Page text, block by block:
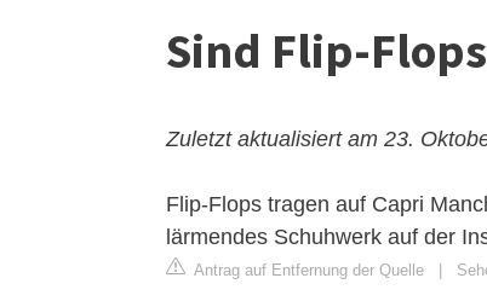
Sind Flip-
Zuletzt aktualisiert am 23.
Flip-Flops tragen auf Capri
lärmendes Schuhwerk auf der
Antrag auf Entfernung der Quelle